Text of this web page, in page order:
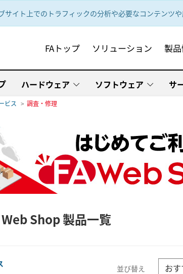
サイト上でのトラフィックの分析や必要なコンテンツ
FAトップ ソリューション 製
ハードウェア ソフトウェア サ
ビス 調査・修理
Web Shop 製品一覧
並び替え